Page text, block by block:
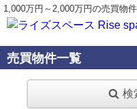
1,000万円～2,000万円の売買物
売買物件一覧
検